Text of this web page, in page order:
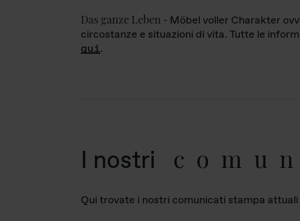
Das ganze Leben - Möbel voller Charakter
circostanze e situazioni di vita. Tutte le
qui.
I nostri
Qui trovate i nostri comunicati stampa attuali